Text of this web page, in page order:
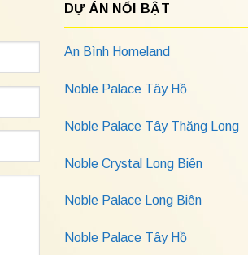
DỰ ÁN NỔI BẬT
An Bình Homeland
Noble Palace Tây Hồ
Noble Palace Tây Thăng Long
Noble Crystal Long Biên
Noble Palace Long Biên
Noble Palace Tây Hồ